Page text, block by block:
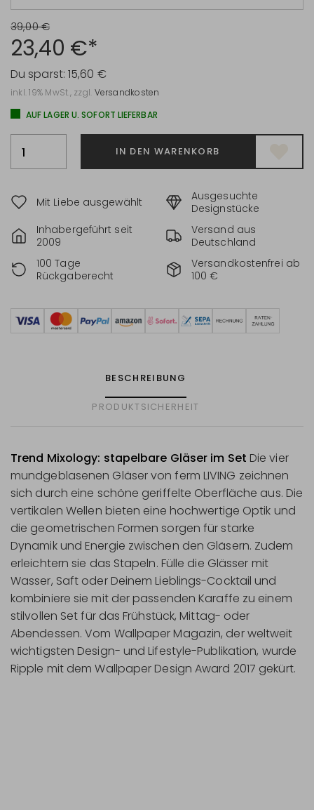
39,00 €
23,40 €*
Du sparst:15,60 €
inkl. 19% MwSt., zzgl. Versandkosten
AUF LAGER U. SOFORT LIEFERBAR
IN DEN WARENKORB
Mit Liebe ausgewählt
Ausgesuchte
Designstücke
Inhabergeführt seit
2009
Versand aus
Deutschland
100 Tage
Rückgaberecht
Versandkostenfrei ab
100 €
BESCHREIBUNG
PRODUKTSICHERHEIT
Trend Mixology: stapelbare Gläser im Set Die vier
mundgeblasenen Gläser von ferm LIVING zeichnen
sich durch eine schöne geriffelte Oberfläche aus. Die
vertikalen Wellen bieten eine hochwertige Optik und
die geometrischen Formen sorgen für starke
Dynamik und Energie zwischen den Gläsern. Zudem
erleichtern sie das Stapeln. Fülle die Glässer mit
Wasser, Saft oder Deinem Lieblings-Cocktail und
kombiniere sie mit der passenden Karaffe zu einem
stilvollen Set für das Frühstück, Mittag- oder
Abendessen. Vom Wallpaper Magazin, der weltweit
wichtigsten Design- und Lifestyle-Publikation, wurde
Ripple mit dem Wallpaper Design Award 2017 gekürt.